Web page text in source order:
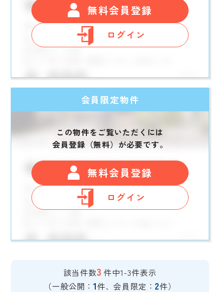
無料会員登録
ログイン
会員限定物件
この物件をご覧いただくには
会員登録（無料）が必要です。
無料会員登録
ログイン
該当件数3 件中1-3件表示
（一般公開： 1件、会員限定： 2件）